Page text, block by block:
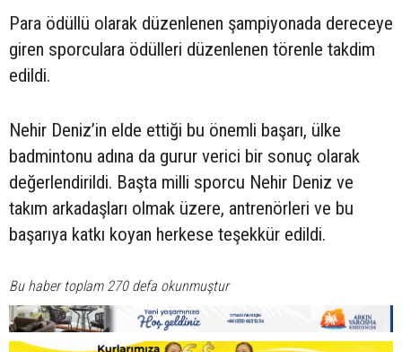
Para ödüllü olarak düzenlenen şampiyonada dereceye
giren sporculara ödülleri düzenlenen törenle takdim
edildi.
Nehir Deniz’in elde ettiği bu önemli başarı, ülke
badmintonu adına da gurur verici bir sonuç olarak
değerlendirildi. Başta milli sporcu Nehir Deniz ve
takım arkadaşları olmak üzere, antrenörleri ve bu
başarıya katkı koyan herkese teşekkür edildi.
Bu haber toplam 270 defa okunmuştur